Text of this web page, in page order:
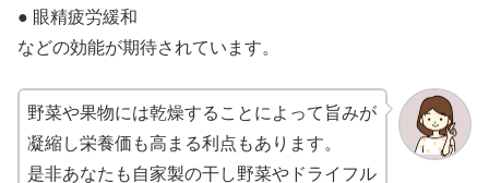
● 眼精疲労緩和
などの効能が期待されています。
野菜や果物には乾燥することによって旨みが
凝縮し栄養価も高まる利点もあります。
是非あなたも自家製の干し野菜やドライフル